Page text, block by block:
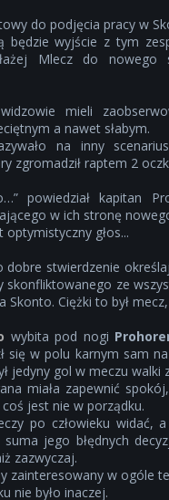
do podjęcia pracy w
będzie wyjście z tym
Mlecz do nowego
mieli
a nawet słabym.
na inny
zgromadził raptem 2
powiedział kapitan
w ich stronę
optymistyczny głos...
dobre stwierdzenie
skonfliktowanego ze
Skonto. Ciężki to był
wybita pod nogi
się w polu karnym sam
jedyny gol w meczu walki
miała zapewnić
jest nie w porządku.
po człowieku widać,
suma jego błędnych
zazwyczaj.
zainteresowany w ogóle
nie było inaczej.